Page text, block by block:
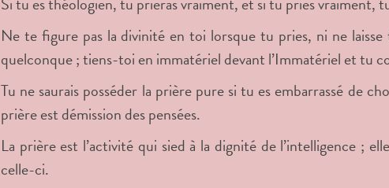
Ne te figure pas la divinité en toi lorsque tu pries, ni ne
quelconque ; tiens-toi en immatériel devant l’Immatériel et tu
Tu ne saurais posséder la prière pure si tu es embarrassé de
prière est démission des pensées.
La prière est l’activité qui sied à la dignité de l’intelligence ;
celle-ci.